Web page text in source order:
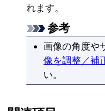
れます。
参考
画像の角度や
像を調整／補
い。